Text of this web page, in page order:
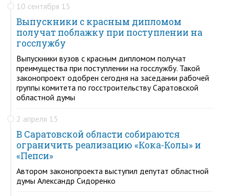
10 сентября 15
Выпускники с красным дипломом
получат поблажку при поступлении на
госслужбу
Выпускники вузов с красным дипломом получат
преимущества при поступлении на госслужбу. Такой
законопроект одобрен сегодня на заседании рабочей
группы комитета по госстроительству Саратовской
областной думы
2 апреля 15
В Саратовской области собираются
ограничить реализацию «Кока-Колы» и
«Пепси»
Автором законопроекта выступил депутат областной
думы Александр Сидоренко